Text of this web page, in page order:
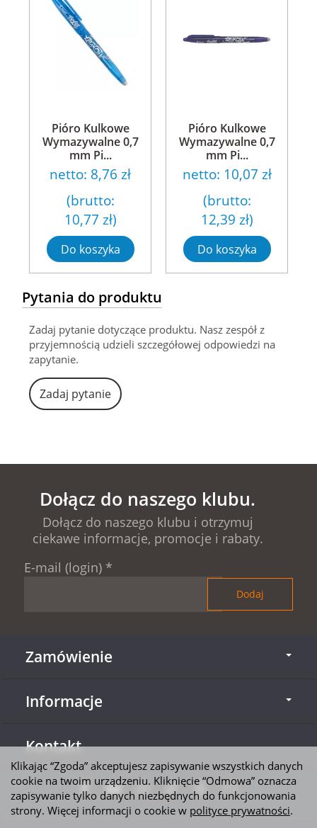
Pióro Kulkowe
Wymazywalne 0,7
mm Pi...
netto: 8,76 zł
(brutto:
10,77 zł)
Do koszyka
Pióro Kulkowe
Wymazywalne 0,7
mm Pi...
netto: 10,07 zł
(brutto:
12,39 zł)
Do koszyka
Pytania do produktu
Zadaj pytanie dotyczące produktu. Nasz zespół z
przyjemnością udzieli szczegółowej odpowiedzi na
zapytanie.
Zadaj pytanie
Dołącz do naszego klubu.
Dołącz do naszego klubu i otrzymuj
ciekawe informacje, promocje i rabaty.
E-mail (login) *
Zamówienie
Informacje
Kontakt
Klikając “Zgoda” akceptujesz zapisywanie wszystkich danych
cookie na twoim urządzeniu. Kliknięcie “Odmowa” oznacza
zapisywanie tylko danych niezbędnych do funkcjonowania
strony. Więcej informacji o cookie w polityce prywatności.